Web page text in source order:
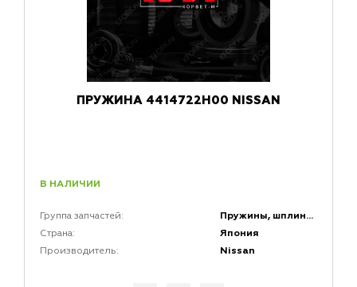
ПРУЖИНА 4414722H00 NISSAN
В НАЛИЧИИ
Группа запчастей: Пружины, шплинты, прессмасленки и штифты
Страна: Япония
Производитель: Nissan